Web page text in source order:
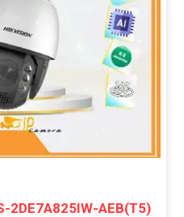
2DE7A825IW-AEB(T5)